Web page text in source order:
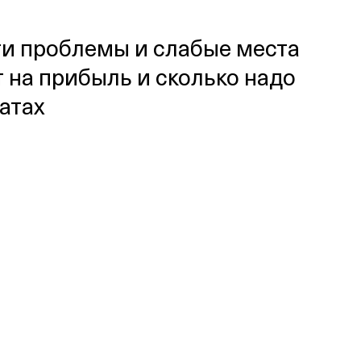
проблемы и слабые места
на прибыль и сколько надо